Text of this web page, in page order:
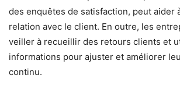
des enquêtes de satisfaction, peut aider
relation avec le client. En outre, les
veiller à recueillir des retours clients et
informations pour ajuster et améliorer
continu.